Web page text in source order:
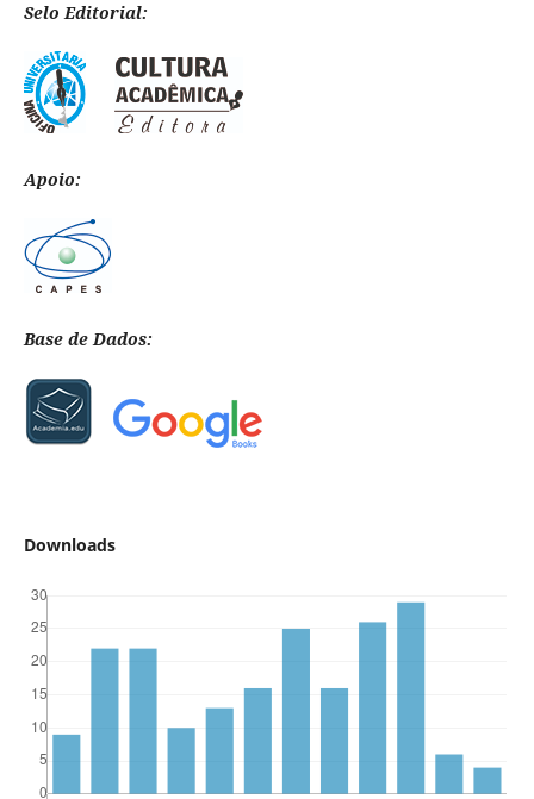
Selo Editorial:
Apoio:
Base de Dados:
Downloads